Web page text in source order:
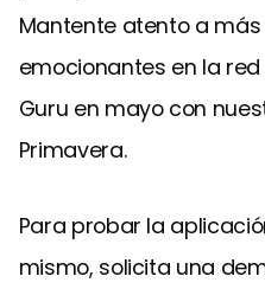
Mantente atento a
emocionantes en la
Guru en mayo con
Primavera.
Para probar la
mismo, solicita una